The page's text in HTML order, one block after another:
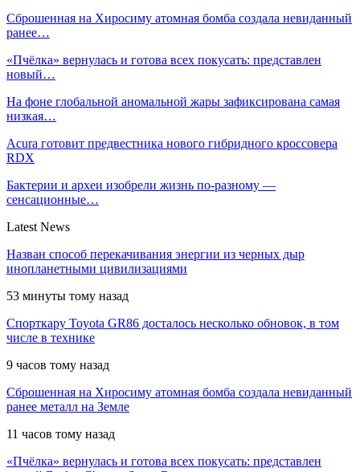
Сброшенная на Хиросиму атомная бомба создала невиданный
ранее…
«Пчёлка» вернулась и готова всех покусать: представлен
новый…
На фоне глобальной аномальной жары зафиксирована самая
низкая…
Acura готовит предвестника нового гибридного кроссовера
RDX
Бактерии и археи изобрели жизнь по-разному —
сенсационные…
Latest News
Назван способ перекачивания энергии из черных дыр
инопланетными цивилизациями
53 минуты тому назад
Спорткару Toyota GR86 досталось несколько обновок, в том
числе в технике
9 часов тому назад
Сброшенная на Хиросиму атомная бомба создала невиданный
ранее металл на Земле
11 часов тому назад
«Пчёлка» вернулась и готова всех покусать: представлен